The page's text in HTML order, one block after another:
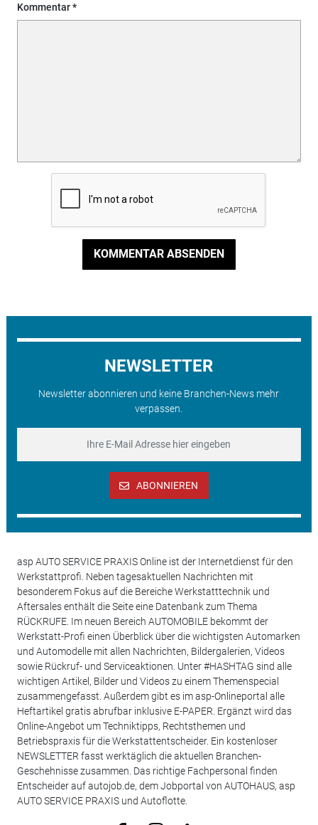
Kommentar
KOMMENTAR ABSENDEN
NEWSLETTER
Newsletter abonnieren und keine Branchen-News mehr
verpassen.
ABONNIEREN
asp AUTO SERVICE PRAXIS Online ist der Internetdienst für den
Werkstattprofi. Neben tagesaktuellen Nachrichten mit
besonderem Fokus auf die Bereiche Werkstatttechnik und
Aftersales enthält die Seite eine Datenbank zum Thema
RÜCKRUFE. Im neuen Bereich AUTOMOBILE bekommt der
Werkstatt-Profi einen Überblick über die wichtigsten Automarken
und Automodelle mit allen Nachrichten, Bildergalerien, Videos
sowie Rückruf- und Serviceaktionen. Unter #HASHTAG sind alle
wichtigen Artikel, Bilder und Videos zu einem Themenspecial
zusammengefasst. Außerdem gibt es im asp-Onlineportal alle
Heftartikel gratis abrufbar inklusive E-PAPER. Ergänzt wird das
Online-Angebot um Techniktipps, Rechtsthemen und
Betriebspraxis für die Werkstattentscheider. Ein kostenloser
NEWSLETTER fasst werktäglich die aktuellen Branchen-
Geschehnisse zusammen. Das richtige Fachpersonal finden
Entscheider auf autojob.de, dem Jobportal von AUTOHAUS, asp
AUTO SERVICE PRAXIS und Autoflotte.